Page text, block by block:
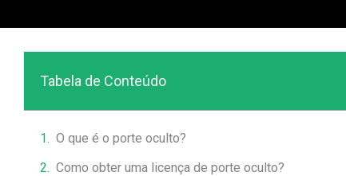
Tabela de Conteúdo
O que é o porte oculto?
Como obter uma licença de porte oculto?